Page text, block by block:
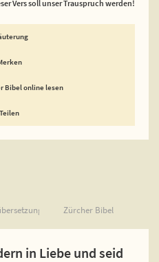
Vers soll unser Trauspruch werden!
Bibel online lesen
Zürcher Bibel
in Liebe und seid